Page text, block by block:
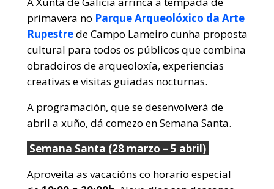
primavera no Parque Arqueolóxico da Arte
Rupestrede Campo Lameiro cunha proposta
cultural para todos os públicos que combina
obradoiros de arqueoloxía, experiencias
creativas e visitas guiadas nocturnas.
A programación, que se desenvolverá de
abril a xuño, dá comezo en Semana Santa.
Semana Santa (28 marzo – 5 abril)
Aproveita as vacacións co horario especial